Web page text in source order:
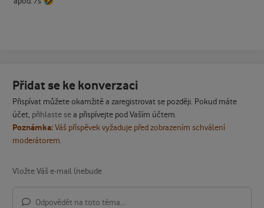
Přidat se ke konverzaci
Přispívat můžete okamžitě a zaregistrovat se později. Pokud máte
účet, přihlaste sea přispívejte pod Vaším účtem.
Poznámka:Váš příspěvek vyžaduje před zobrazením schválení
moderátorem.
Odpovědět na toto téma...